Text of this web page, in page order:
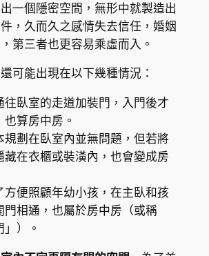
一個隱密空間，無形中就製造出
件，久而久之感情失去信任，婚姻
第三者也更容易乘虛而入。
可能出現在以下幾種情況：
往臥室的走道加裝門，入門後才
算房中房。
規劃在臥室內並無問題，但若將
藏在衣櫃或裝潢內，也會變成房
方便照顧年幼小孩，在主臥和孩
門相通，也屬於房中房（或稱
」）。